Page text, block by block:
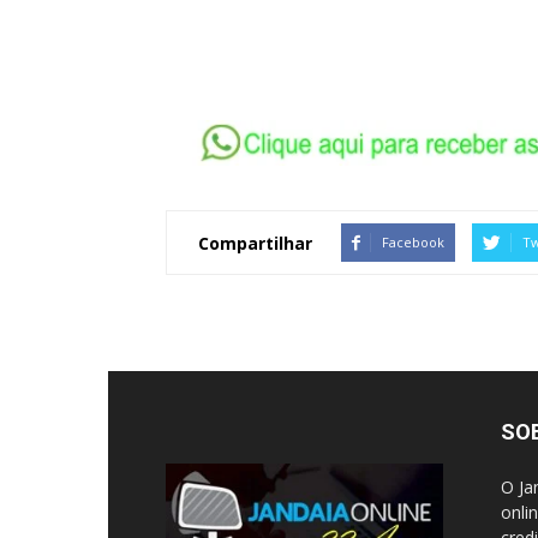
Compartilhar Facebook
O